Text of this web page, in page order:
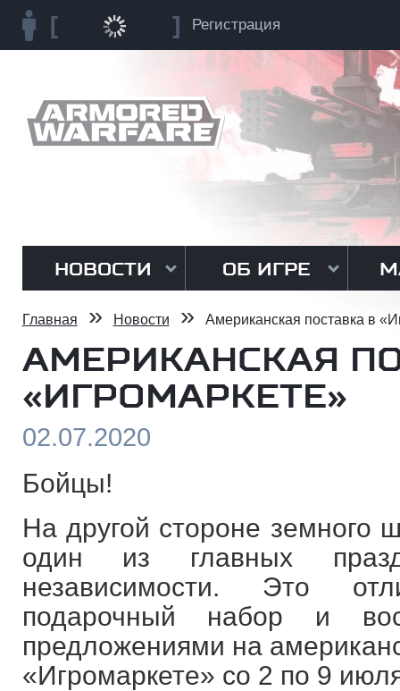
Регистрация
НОВОСТИ ОБ ИГРЕ
Главная » Новости » Американская поставка в
АМЕРИКАНСКАЯ
«ИГРОМАРКЕТЕ»
02.07.2020
Бойцы!
На другой стороне земного
один из главных
независимости. Это
подарочный набор и
предложениями на
«Игромаркете» со 2 по 9